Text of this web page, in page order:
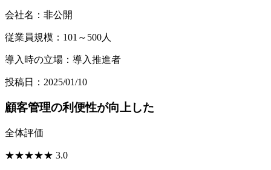
会社名：非公開
従業員規模：101～500人
導入時の立場：導入推進者
投稿日：2025/01/10
顧客管理の利便性が向上した
全体評価
★★★★★ 3.0